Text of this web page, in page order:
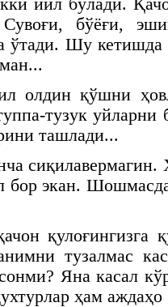
йил бўлади.
бўёғи,
ўтади. Шу кетишда
олдин қўшни
тузук уйларни
ташлади...
сиқилавермагин.
бор экан.
қулоғингизга
тузалмас
Яна касал
ҳам